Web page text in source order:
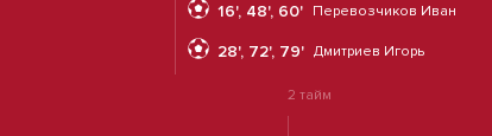
Перевозчиков Иван
16', 48', 60'
Дмитриев Игорь
28', 72', 79'
2 тайм